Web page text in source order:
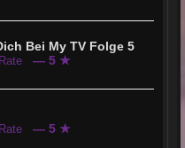
Bei My TV Folge 5
— 5 ★
— 5 ★